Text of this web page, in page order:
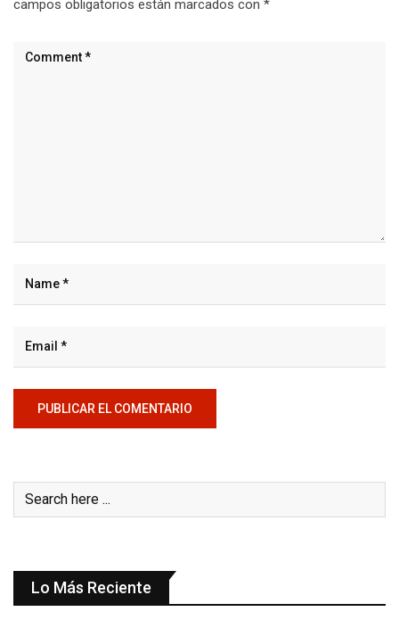
campos obligatorios están marcados con *
Lo Más Reciente